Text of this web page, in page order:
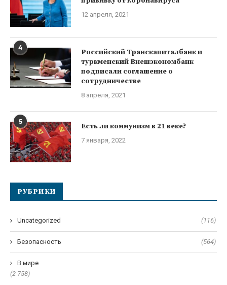
12 апреля, 2021
4
Российский Транскапиталбанк и
туркменский Внешэкономбанк
подписали соглашение о
сотрудничестве
8 апреля, 2021
5 Есть ли коммунизм в 21 веке?
7 января, 2022
РУБРИКИ
Uncategorized (116)
Безопасность (564)
В мире
(2 758)